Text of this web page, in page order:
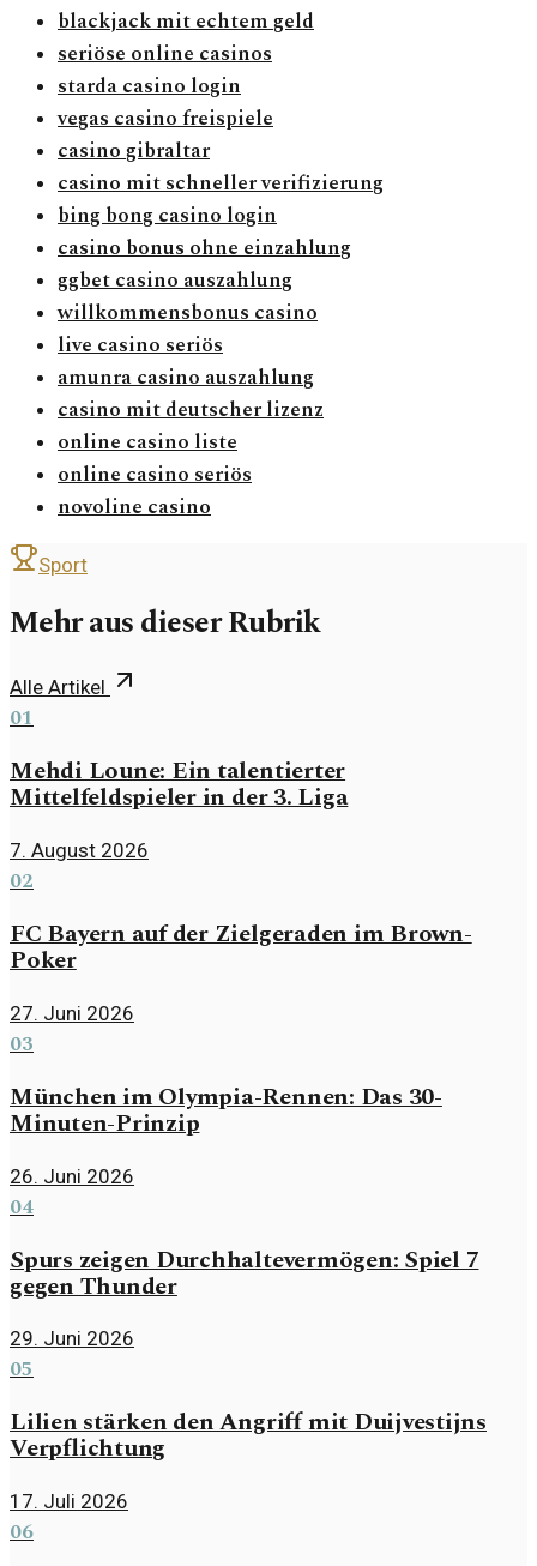
blackjack mit echtem geld
seriöse online casinos
starda casino login
vegas casino freispiele
casino gibraltar
casino mit schneller verifizierung
bing bong casino login
casino bonus ohne einzahlung
ggbet casino auszahlung
willkommensbonus casino
live casino seriös
amunra casino auszahlung
casino mit deutscher lizenz
online casino liste
online casino seriös
novoline casino
Sport
Mehr aus dieser Rubrik
Alle Artikel
01
Mehdi Loune: Ein talentierter
Mittelfeldspieler in der 3. Liga
7. August 2026
02
FC Bayern auf der Zielgeraden im Brown-
Poker
27. Juni 2026
03
München im Olympia-Rennen: Das 30-
Minuten-Prinzip
26. Juni 2026
04
Spurs zeigen Durchhaltevermögen: Spiel 7
gegen Thunder
29. Juni 2026
05
Lilien stärken den Angriff mit Duijvestijns
Verpflichtung
17. Juli 2026
06